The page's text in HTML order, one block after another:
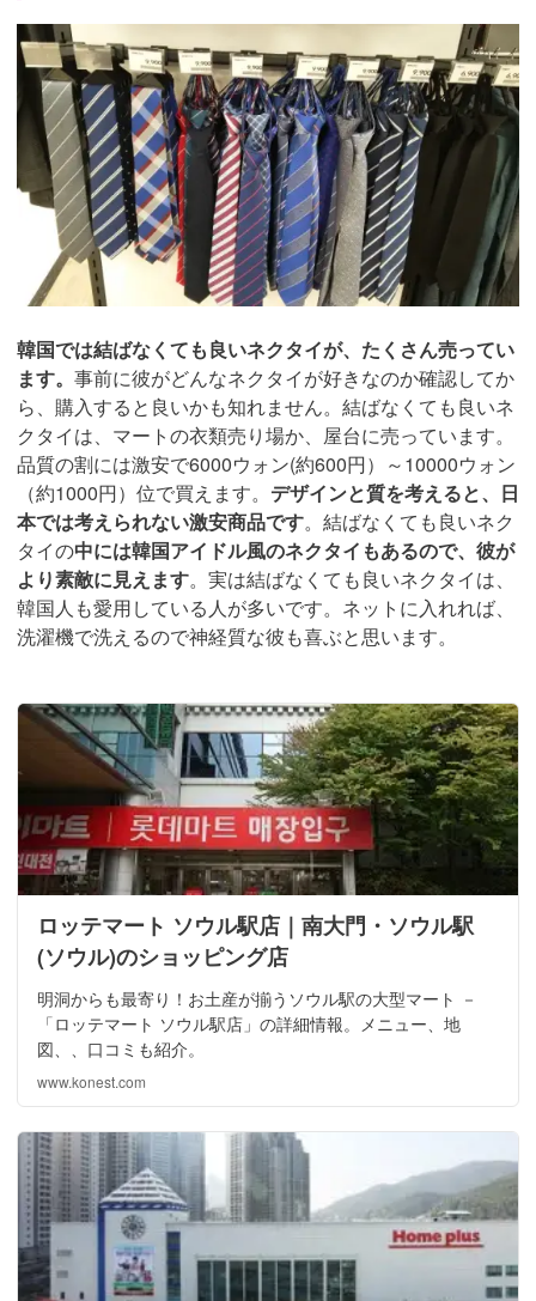
韓国では結ばなくても良いネクタイが、たくさん売ってい
ます。 事前に彼がどんなネクタイが好きなのか確認してか
ら、購入すると良いかも知れません。結ばなくても良いネ
クタイは、マートの衣類売り場か、屋台に売っています。
品質の割には激安で6000ウォン(約600円）～10000ウォン
（約1000円）位で買えます。 デザインと質を考えると、日
本では考えられない激安商品です。結ばなくても良いネク
タイの中には韓国アイドル風のネクタイもあるので、彼が
より素敵に見えます。実は結ばなくても良いネクタイは、
韓国人も愛用している人が多いです。ネットに入れれば、
洗濯機で洗えるので神経質な彼も喜ぶと思います。
ロッテマート ソウル駅店｜南大門・ソウル駅
(ソウル)のショッピング店
明洞からも最寄り！お土産が揃うソウル駅の大型マート －
「ロッテマート ソウル駅店」の詳細情報。メニュー、地
図、、口コミも紹介。
www.konest.com